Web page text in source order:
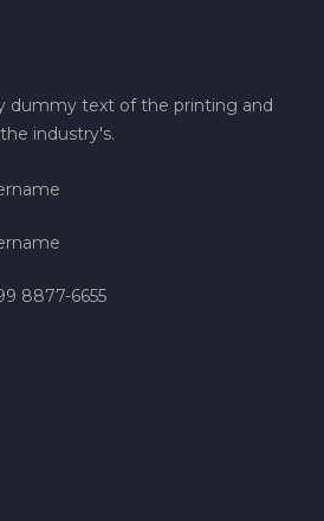
dummy text of the printing and
industry's.
8877-6655